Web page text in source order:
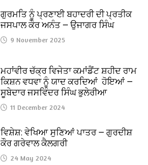
ਗੁਰਮਤਿ ਨੂੰ ਪ੍ਰਣਾਈ ਬਹਾਦਰੀ ਦੀ ਪ੍ਰਤੀਕ
ਜਸਪਾਲ ਕੌਰ ਅਨੰਤ — ਉਜਾਗਰ ਸਿੰਘ
9 November 2025
ਮਹਾਂਵੀਰ ਚੱਕ੍ਰ ਵਿਜੇਤਾ ਕਮਾਂਡੈਂਟ ਸ਼ਹੀਦ ਰਾਮ
ਕਿਸ਼ਨ ਵਧਵਾ ਨੂੰ ਯਾਦ ਕਰਦਿਆਂ ਹੋਇਆਂ —
ਸੂਬੇਦਾਰ ਜਸਵਿੰਦਰ ਸਿੰਘ ਭੁਲੇਰੀਆ
11 December 2024
ਵਿਸ਼ੇਸ਼: ਵੇਖਿਆ ਸੁਣਿਆਂ ਪਾਤਰ — ਗੁਰਦੀਸ਼
ਕੌਰ ਗਰੇਵਾਲ ਕੈਲਗਰੀ
24 May 2024